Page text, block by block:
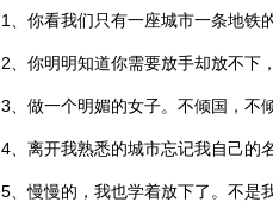
1、你看我们只有一座城市一条地铁
2、你明明知道你需要放手却放不下
3、做一个明媚的女子。不倾国，不
4、离开我熟悉的城市忘记我自己的
5、慢慢的，我也学着放下了。不是